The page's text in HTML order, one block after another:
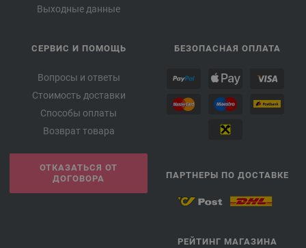
Выходные данные
СЕРВИС И ПОМОЩЬ
Вопросы и ответы
Стоимость доставки
Способы оплаты
Возврат товара
ОТКАЗАТЬСЯ ОТ
ДОГОВОРА
БЕЗОПАСНАЯ ОПЛАТА
ПАРТНЕРЫ ПО ДОСТАВКЕ
РЕЙТИНГ МАГАЗИНА